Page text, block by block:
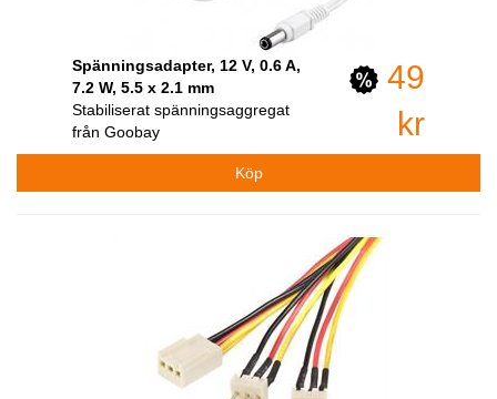
Spänningsadapter, 12 V, 0.6 A,
7.2 W, 5.5 x 2.1 mm
Stabiliserat spänningsaggregat
från Goobay
49
kr